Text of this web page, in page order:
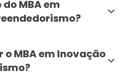
MBA em
o MBA em Inovação